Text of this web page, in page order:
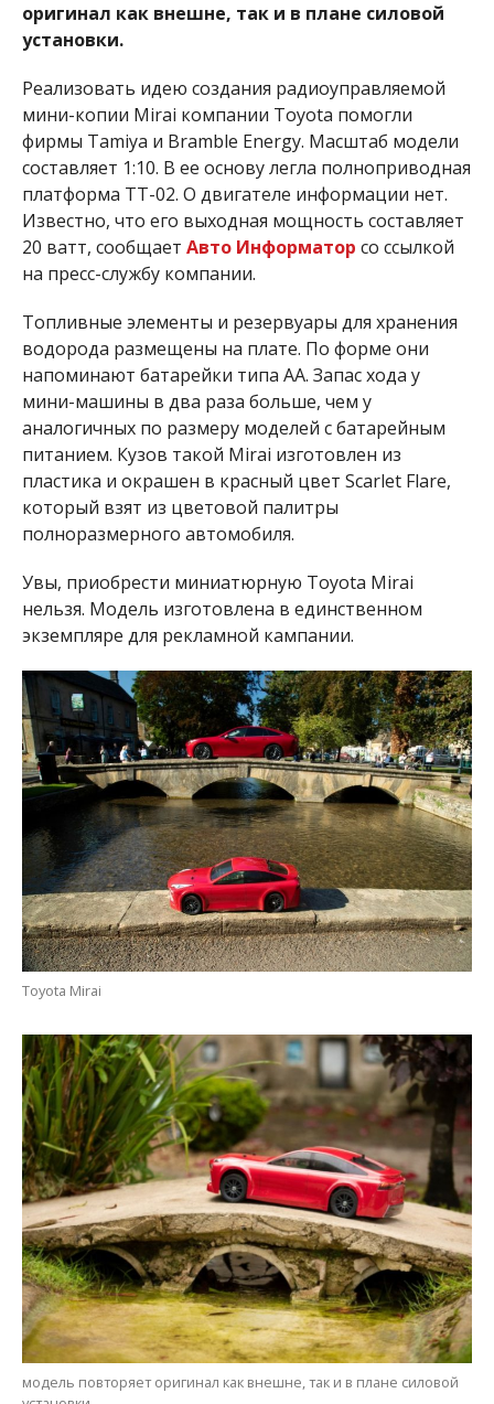
оригинал как внешне, так и в плане силовой
установки.
Реализовать идею создания радиоуправляемой
мини-копии Mirai компании Toyota помогли
фирмы Tamiya и Bramble Energy. Масштаб модели
составляет 1:10. В ее основу легла полноприводная
платформа TT-02. О двигателе информации нет.
Известно, что его выходная мощность составляет
20 ватт, сообщает Авто Информатор со ссылкой
на пресс-службу компании.
Топливные элементы и резервуары для хранения
водорода размещены на плате. По форме они
напоминают батарейки типа АА. Запас хода у
мини-машины в два раза больше, чем у
аналогичных по размеру моделей с батарейным
питанием. Кузов такой Mirai изготовлен из
пластика и окрашен в красный цвет Scarlet Flare,
который взят из цветовой палитры
полноразмерного автомобиля.
Увы, приобрести миниатюрную Toyota Mirai
нельзя. Модель изготовлена в единственном
экземпляре для рекламной кампании.
Toyota Mirai
модель повторяет оригинал как внешне, так и в плане силовой